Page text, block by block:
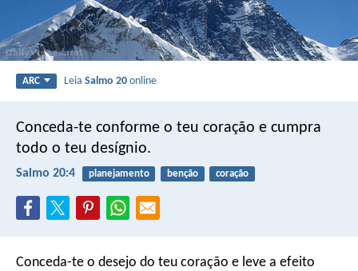
ARC LeiaSalmo 20 online
Conceda-te conforme o teu coração e cumpra
todo o teu desígnio.
Salmo 20:4 planejamento benção coração
Conceda-te o desejo do teu coração e leve a efeito